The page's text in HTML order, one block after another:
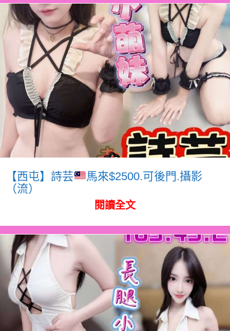
【西屯】詩芸
馬來$2500.可後門.攝影
（流）
閱讀全文